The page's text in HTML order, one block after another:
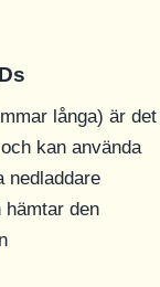
långa) är det
kan använda
nedladdare
den